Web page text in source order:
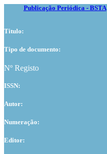
Publicação Periódica - BSTA
Titulo:
Tipo de documento:
Nº Registo
ISSN:
Autor:
Numeração:
Editor: